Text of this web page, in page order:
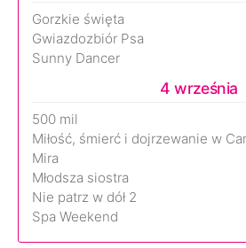
Gorzkie święta
Gwiazdozbiór Psa
Sunny Dancer
4 września
500 mil
Miłość, śmierć i dojrzewanie w
Mira
Młodsza siostra
Nie patrz w dół 2
Spa Weekend